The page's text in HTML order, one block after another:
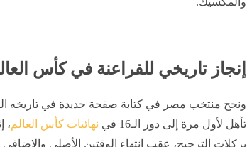
إنجاز تاريخي للفراعنة في كأس
ونجح منتخب مصر في كتابة صفحة جديدة في تاريخه
تأهل لأول مرة إلى دور الـ16 في
نهائيات كأس العالم